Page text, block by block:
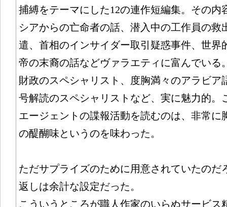
捕縛をテーマにした12の連作短編集。その内
シアからの亡命者の話、潜入中の工作員の救
遣、首相のインサイダー取引疑惑事件、世界
帝の末裔の話などヴァラエティに富んでいる
財政のスペシャリスト、度胸満々のアラビア
号解読のスペシャリストなど、実に魅力的。
エージェントの諜報活動を読むのは、非常に
の醍醐味というのを味わった。
ただサプライズのために用意されていたのだ
返しは余計な設定だった。
こういうところが職人作家のいらぬサービス